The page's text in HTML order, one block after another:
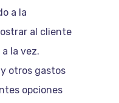
a la
al cliente
la vez.
otros gastos
opciones